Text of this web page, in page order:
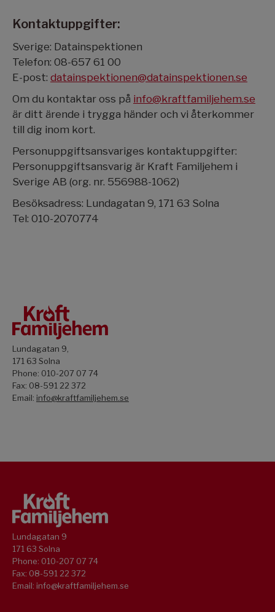
Kontaktuppgifter:
Sverige: Datainspektionen
Telefon: 08-657 61 00
E-post: datainspektionen@datainspektionen.se
Om du kontaktar oss på info@kraftfamiljehem.se
är ditt ärende i trygga händer och vi återkommer
till dig inom kort.
Personuppgiftsansvariges kontaktuppgifter:
Personuppgiftsansvarig är Kraft Familjehem i
Sverige AB (org. nr. 556988-1062)
Besöksadress: Lundagatan 9, 171 63 Solna
Tel: 010-2070774
Lundagatan 9,
171 63 Solna
Phone: 010-207 07 74
Fax: 08-591 22 372
Email: info@kraftfamiljehem.se
Lundagatan 9
171 63 Solna
Phone: 010-207 07 74
Fax: 08-591 22 372
Email: info@kraftfamiljehem.se